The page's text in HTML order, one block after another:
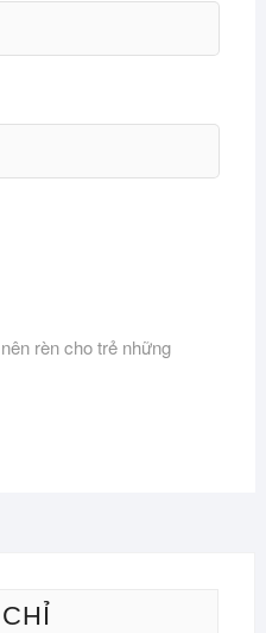
rèn cho trẻ những